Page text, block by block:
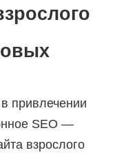
привлечении
SEO —
взрослого